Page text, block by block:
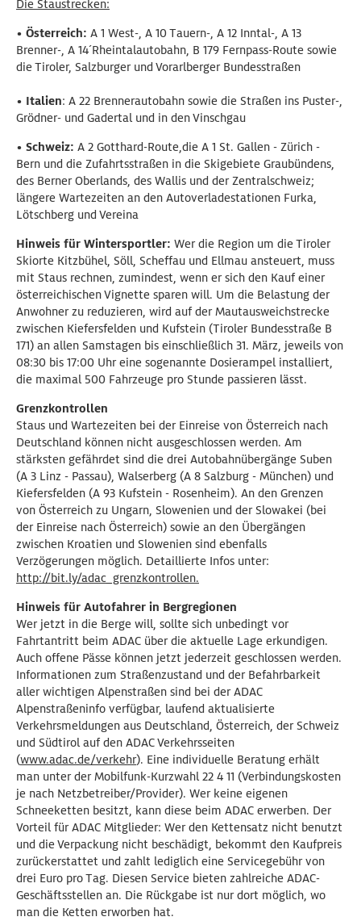
Die Staustrecken:
• Österreich: A 1 West-, A 10 Tauern-, A 12 Inntal-, A 13
Brenner-, A 14´Rheintalautobahn, B 179 Fernpass-Route sowie
die Tiroler, Salzburger und Vorarlberger Bundesstraßen
• Italien: A 22 Brennerautobahn sowie die Straßen ins Puster-,
Grödner- und Gadertal und in den Vinschgau
• Schweiz: A 2 Gotthard-Route,die A 1 St. Gallen - Zürich -
Bern und die Zufahrtsstraßen in die Skigebiete Graubündens,
des Berner Oberlands, des Wallis und der Zentralschweiz;
längere Wartezeiten an den Autoverladestationen Furka,
Lötschberg und Vereina
Hinweis für Wintersportler: Wer die Region um die Tiroler
Skiorte Kitzbühel, Söll, Scheffau und Ellmau ansteuert, muss
mit Staus rechnen, zumindest, wenn er sich den Kauf einer
österreichischen Vignette sparen will. Um die Belastung der
Anwohner zu reduzieren, wird auf der Mautausweichstrecke
zwischen Kiefersfelden und Kufstein (Tiroler Bundesstraße B
171) an allen Samstagen bis einschließlich 31. März, jeweils von
08:30 bis 17:00 Uhr eine sogenannte Dosierampel installiert,
die maximal 500 Fahrzeuge pro Stunde passieren lässt.
Grenzkontrollen
Staus und Wartezeiten bei der Einreise von Österreich nach
Deutschland können nicht ausgeschlossen werden. Am
stärksten gefährdet sind die drei Autobahnübergänge Suben
(A 3 Linz - Passau), Walserberg (A 8 Salzburg - München) und
Kiefersfelden (A 93 Kufstein - Rosenheim). An den Grenzen
von Österreich zu Ungarn, Slowenien und der Slowakei (bei
der Einreise nach Österreich) sowie an den Übergängen
zwischen Kroatien und Slowenien sind ebenfalls
Verzögerungen möglich. Detaillierte Infos unter:
http://bit.ly/adac_grenzkontrollen.
Hinweis für Autofahrer in Bergregionen
Wer jetzt in die Berge will, sollte sich unbedingt vor
Fahrtantritt beim ADAC über die aktuelle Lage erkundigen.
Auch offene Pässe können jetzt jederzeit geschlossen werden.
Informationen zum Straßenzustand und der Befahrbarkeit
aller wichtigen Alpenstraßen sind bei der ADAC
Alpenstraßeninfo verfügbar, laufend aktualisierte
Verkehrsmeldungen aus Deutschland, Österreich, der Schweiz
und Südtirol auf den ADAC Verkehrsseiten
(www.adac.de/verkehr). Eine individuelle Beratung erhält
man unter der Mobilfunk-Kurzwahl 22 4 11 (Verbindungskosten
je nach Netzbetreiber/Provider). Wer keine eigenen
Schneeketten besitzt, kann diese beim ADAC erwerben. Der
Vorteil für ADAC Mitglieder: Wer den Kettensatz nicht benutzt
und die Verpackung nicht beschädigt, bekommt den Kaufpreis
zurückerstattet und zahlt lediglich eine Servicegebühr von
drei Euro pro Tag. Diesen Service bieten zahlreiche ADAC-
Geschäftsstellen an. Die Rückgabe ist nur dort möglich, wo
man die Ketten erworben hat.